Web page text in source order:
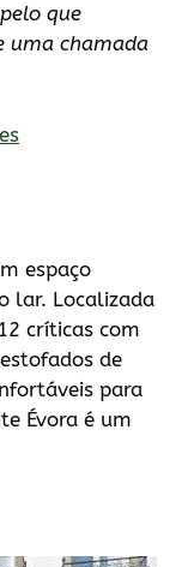
que
uma chamada
espaço
lar. Localizada
críticas com
de
para
Évora é um